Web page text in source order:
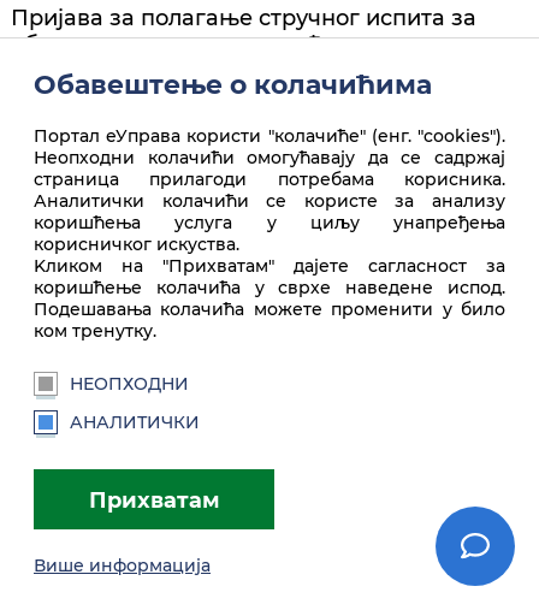
Пријава за полагање стручног испита за
обављање послова овлашћеног лица
Врх стране
euprava.gov.rs
Портал еУправа Републике Србије
Услови коришћења Brandbook
Обавештење о колачићима
Портал еУправа користи "колачиће" (енг. "cookies").
Неопходни колачићи омогућавају да се садржај
страница прилагоди потребама корисника.
Аналитички колачићи се користе за анализу
коришћења услуга у циљу унапређења
корисничког искуства.
Kликом на "Прихватам" дајете сагласност за
коришћење колачића у сврхе наведене испод.
Подешавања колачића можете променити у било
ком тренутку.
НЕОПХОДНИ
АНАЛИТИЧКИ
Прихватам
Више информација